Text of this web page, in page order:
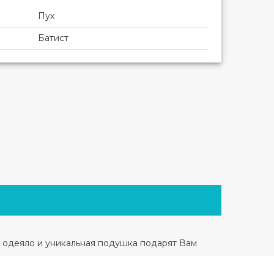
Пух
Батист
и уникальная подушка подарят Вам